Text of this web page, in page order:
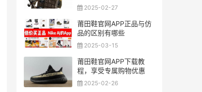
2025-02-27
莆田鞋官网APP正品与仿
品的区别有哪些
2025-03-15
莆田鞋官网APP下载教
程，享受专属购物优惠
2025-02-26